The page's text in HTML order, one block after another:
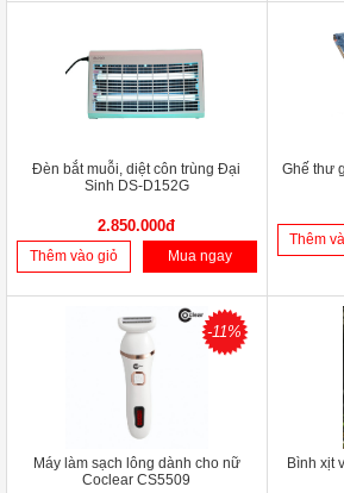
Đèn bắt muỗi, diệt côn trùng Đại
Sinh DS-D152G
2.850.000đ
Thêm vào giỏ Mua ngay
Ghế thư
Thêm
-11%
Máy làm sạch lông dành cho nữ
Coclear CS5509
Bình xịt